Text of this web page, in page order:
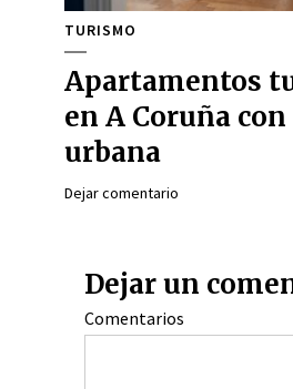
TURISMO
Apartamentos
en A Coruña
urbana
Dejar comentario
Dejar un
Comentarios